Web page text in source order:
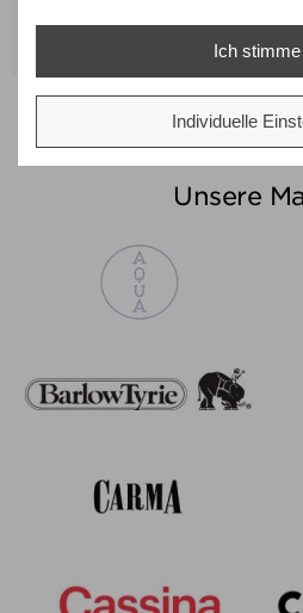
ALLE VARIANTEN ZEIGEN
Unsere
Ich
Individuelle